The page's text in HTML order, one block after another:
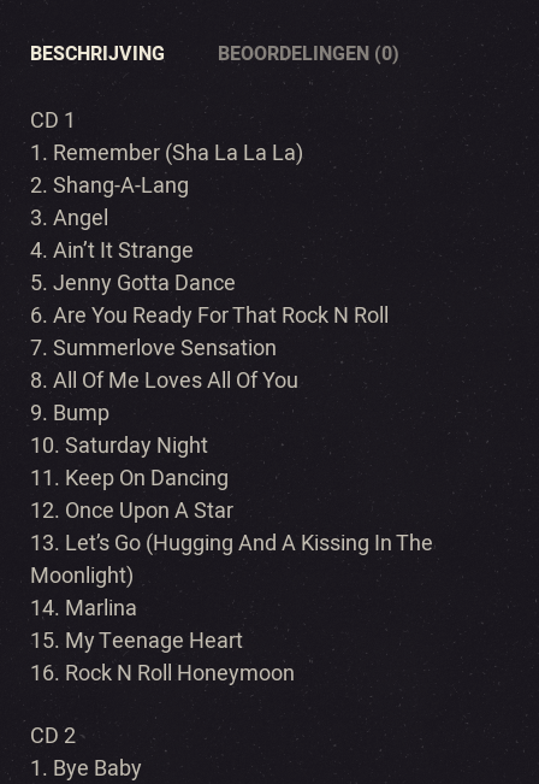
BESCHRIJVING BEOORDELINGEN (0)
CD 1
1. Remember (Sha La La La)
2. Shang-A-Lang
3. Angel
4. Ain’t It Strange
5. Jenny Gotta Dance
6. Are You Ready For That Rock N Roll
7. Summerlove Sensation
8. All Of Me Loves All Of You
9. Bump
10. Saturday Night
11. Keep On Dancing
12. Once Upon A Star
13. Let’s Go (Hugging And A Kissing In The
Moonlight)
14. Marlina
15. My Teenage Heart
16. Rock N Roll Honeymoon
CD 2
1. Bye Baby